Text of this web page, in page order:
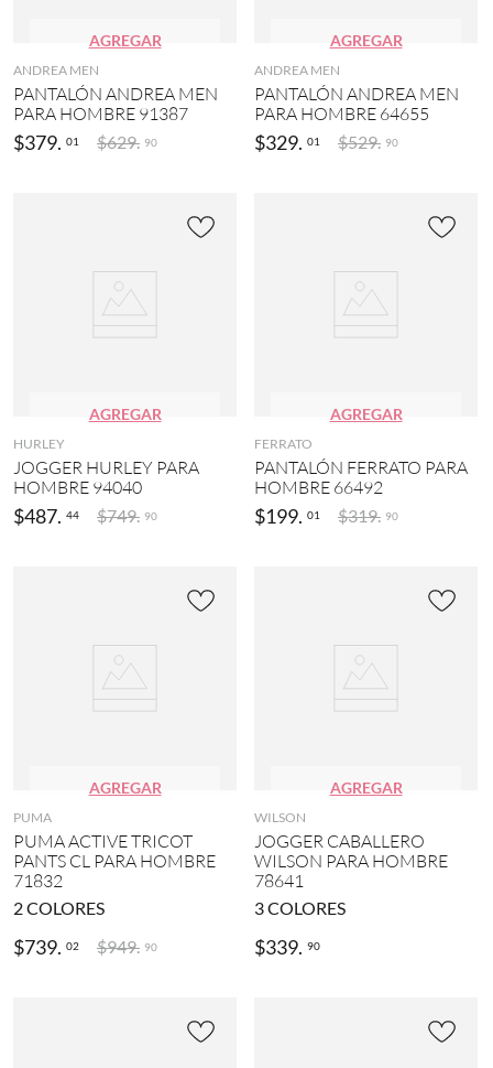
AGREGAR
ANDREA MEN
PANTALÓN ANDREA MEN
PARA HOMBRE 91387
$379. 01 $629. 90
AGREGAR
ANDREA MEN
PANTALÓN ANDREA MEN
PARA HOMBRE 64655
$329. 01 $529. 90
AGREGAR
HURLEY
JOGGER HURLEY PARA
HOMBRE 94040
$487. 44 $749. 90
AGREGAR
FERRATO
PANTALÓN FERRATO PARA
HOMBRE 66492
$199. 01 $319. 90
AGREGAR
PUMA
PUMA ACTIVE TRICOT
PANTS CL PARA HOMBRE
71832
2COLORES
$739. 02 $949. 90
AGREGAR
WILSON
JOGGER CABALLERO
WILSON PARA HOMBRE
78641
3COLORES
$339. 90